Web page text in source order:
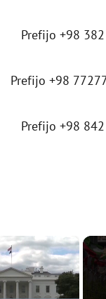
Prefijo +98 382
Prefijo +98
Prefijo +98 842
×